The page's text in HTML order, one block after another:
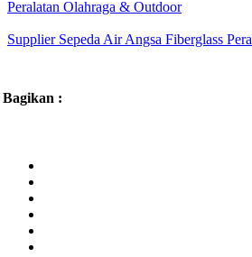
Peralatan Olahraga & Outdoor
Supplier Sepeda Air Angsa Fiberglass
Bagikan :